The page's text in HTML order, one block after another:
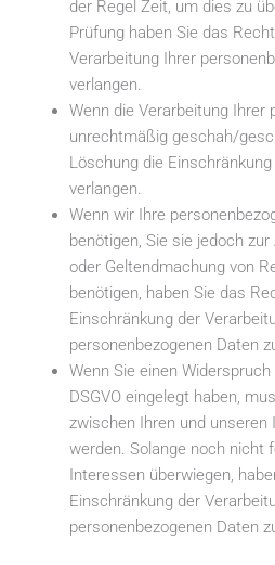
der Regel Zeit, um dies zu
Prüfung haben Sie das
Verarbeitung Ihrer
verlangen.
Wenn die Verarbeitung Ihrer
unrechtmäßig geschah/
Löschung die
verlangen.
Wenn wir Ihre
benötigen, Sie sie jedoch
oder Geltendmachung von
benötigen, haben Sie das
Einschränkung der
personenbezogenen Daten
Wenn Sie einen
DSGVO eingelegt haben,
zwischen Ihren und
werden. Solange noch nicht
Interessen überwiegen,
Einschränkung der
personenbezogenen Daten